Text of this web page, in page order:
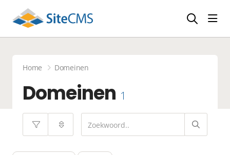
Home Domeinen
Domeinen 1